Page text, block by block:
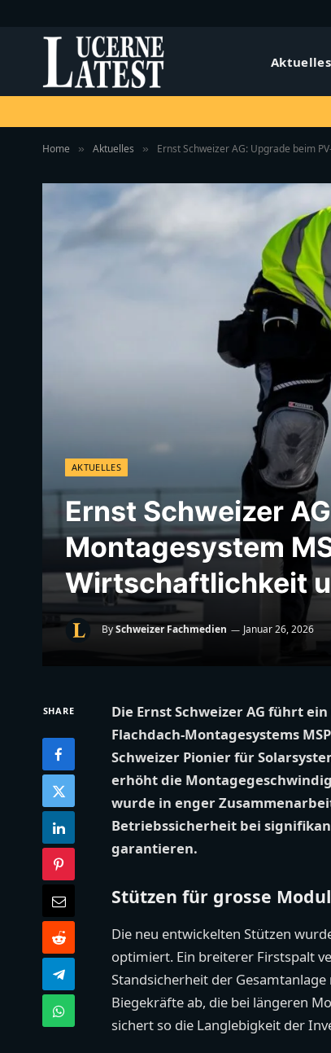
Aktuelles
Home » Aktuelles » Ernst Schweizer AG: Upgrade beim
AKTUELLES
Ernst Schweizer
Montagesystem
Wirtschaftlichkeit
BySchweizer Fachmedien Januar 26, 2026
SHARE
Die Ernst Schweizer AG führt
Flachdach-Montagesystems
Schweizer Pionier für
erhöht die
wurde in enger
Betriebssicherheit bei
garantieren.
Stützen für grosse
Die neu entwickelten Stützen
optimiert. Ein breiterer Firstspalt
Standsicherheit der
Biegekräfte ab, die bei längeren
sichert so die Langlebigkeit der